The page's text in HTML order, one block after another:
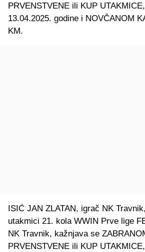
PRVENSTVENE ili KUP
13.04.2025. godine i NOVČANOM
KM.
ISIĆ JAN ZLATAN, igrač NK
utakmici 21. kola WWIN Prve lige
NK Travnik, kažnjava se
PRVENSTVENE ili KUP